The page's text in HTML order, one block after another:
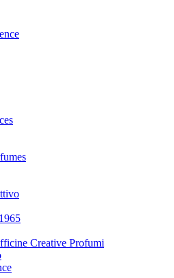
Creative Profumi